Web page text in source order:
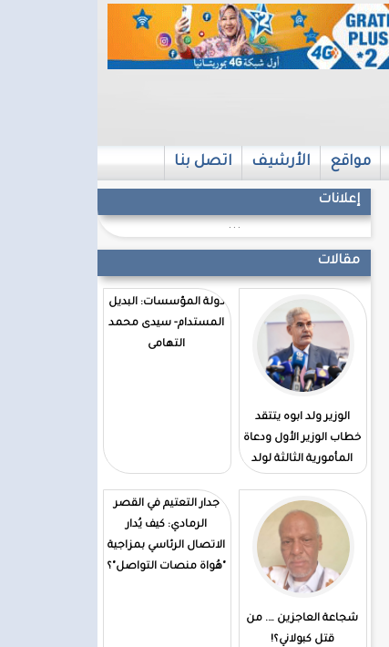
مواقع الأرشيف اتصل بنا
إعلانات
...
مقالات
الوزير ولد ابوه يتتقد
خطاب الوزير الأول ودعاة
المأمورية الثالثة لولد
دولة المؤسسات: البديل
المستدام- سيدى محمد
التهامى
شجاعة العاجزين …. من
قتل كبولاني؟!
جدار التعتيم في القصر
الرمادي: كيف يُدار
الاتصال الرئاسي بمزاجية
"هُواة منصات التواصل"؟